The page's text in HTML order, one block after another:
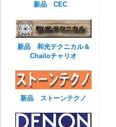
新品 CEC
新品 和光テクニカル＆
Chailoチャリオ
新品 ストーンテクノ